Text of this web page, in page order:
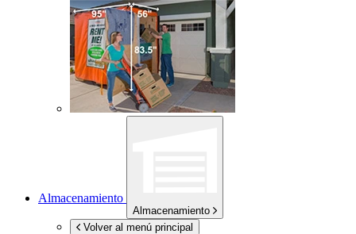
Almacenamiento
Almacenamiento
Volver al menú principal